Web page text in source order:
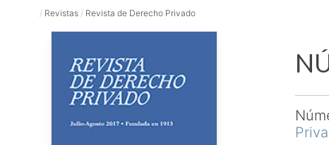
/ Revistas / Revista de Derecho Privado